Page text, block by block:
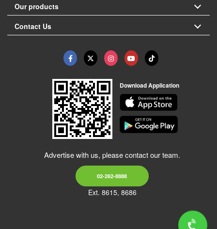
Our products
Contact Us
Download Application
Advertise with us, please contact our team.
02-262-8888
Ext. 8615, 8686